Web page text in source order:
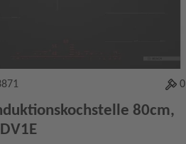
0
80cm,